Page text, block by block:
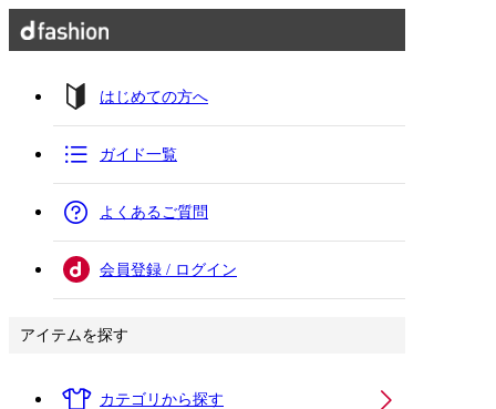
はじめての方へ
ガイド一覧
よくあるご質問
会員登録 / ログイン
アイテムを探す
カテゴリから探す